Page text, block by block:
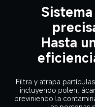
Hasta
Filtra y atrapa
incluyendo polen,
previniendo la